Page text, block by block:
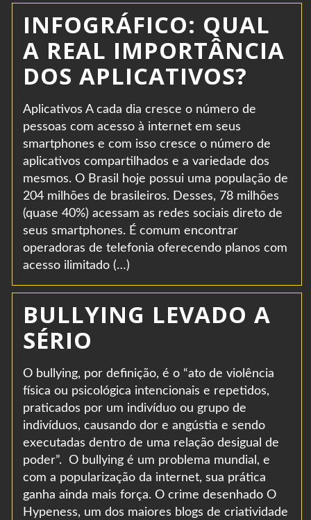
INFOGRÁFICO: QUAL
A REAL IMPORTÂNCIA
DOS APLICATIVOS?
Aplicativos A cada dia cresce o número de
pessoas com acesso à internet em seus
smartphones e com isso cresce o número de
aplicativos compartilhados e a variedade dos
mesmos. O Brasil hoje possui uma população de
204 milhões de brasileiros. Desses, 78 milhões
(quase 40%) acessam as redes sociais direto de
seus smartphones. É comum encontrar
operadoras de telefonia oferecendo planos com
acesso ilimitado (…)
BULLYING LEVADO A
SÉRIO
O bullying, por definição, é o “ato de violência
física ou psicológica intencionais e repetidos,
praticados por um indivíduo ou grupo de
indivíduos, causando dor e angústia e sendo
executadas dentro de uma relação desigual de
poder”. O bullying é um problema mundial, e
com a popularização da internet, sua prática
ganha ainda mais força. O crime desenhado O
Hypeness, um dos maiores blogs de criatividade